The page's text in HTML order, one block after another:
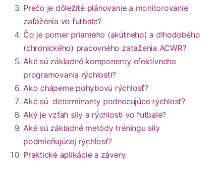
Prečo je dôležité plánovanie a monitorovanie
zaťaženia vo futbale?
Čo je pomer priameho (akútneho) a dlhodobého
(chronického) pracovného zaťaženia ACWR?
Aké sú základné komponenty efektívneho
programovania rýchlosti?
Ako chápeme pohybovú rýchlosť?
Aké sú determinanty podnecujúce rýchlosť?
Aký je vzťah sily a rýchlosti vo futbale?
Aké sú základné metódy tréningu sily
podmieňujúcej rýchlosť?
Praktické aplikácie a závery.